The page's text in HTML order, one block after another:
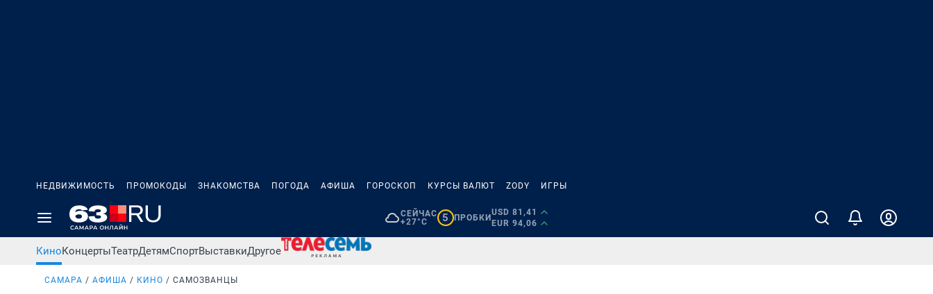
НЕДВИЖИМОСТЬ ПРОМОКОДЫ ЗНАКОМСТВА ПОГОДА АФИША ГОРОСКОП КУРСЫ ВАЛЮТ ZODY ИГРЫ
СЕЙЧАС
+27°C
5 ПРОБКИ
USD 81,41
EUR 94,06
КиноКонцертыТеатрДетямСпортВыставкиДругое
САМАРА АФИША КИНО САМОЗВАНЦЫ